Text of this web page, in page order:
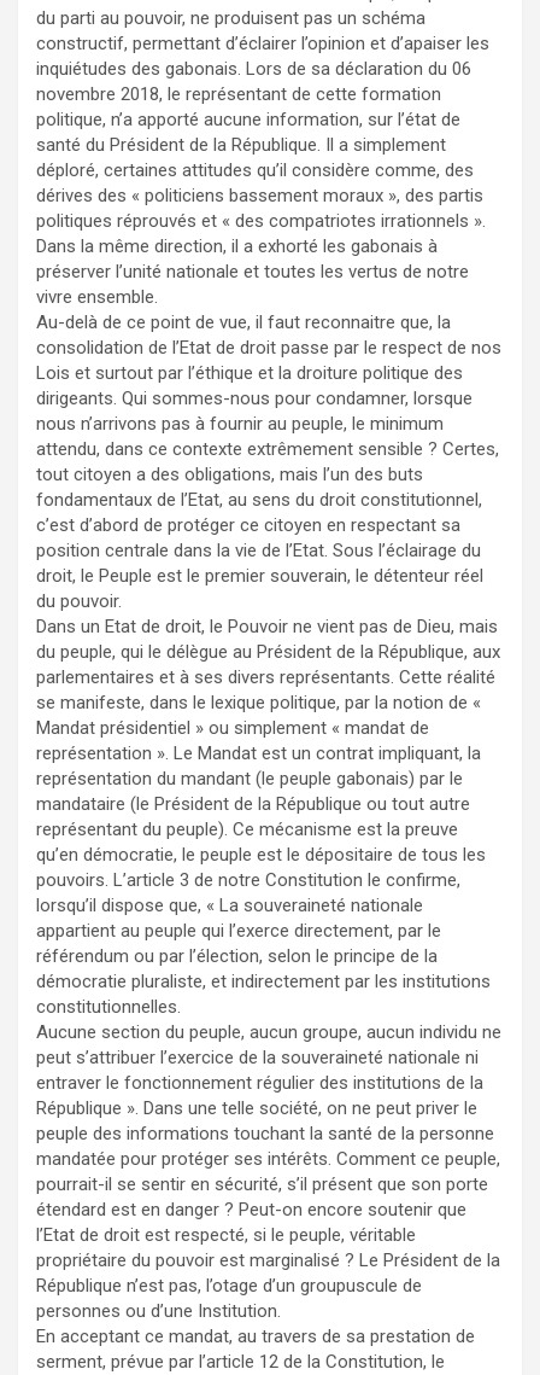
du parti au pouvoir, ne produisent pas un schéma
constructif, permettant d’éclairer l’opinion et d’apaiser les
inquiétudes des gabonais. Lors de sa déclaration du 06
novembre 2018, le représentant de cette formation
politique, n’a apporté aucune information, sur l’état de
santé du Président de la République. Il a simplement
déploré, certaines attitudes qu’il considère comme, des
dérives des « politiciens bassement moraux », des partis
politiques réprouvés et « des compatriotes irrationnels ».
Dans la même direction, il a exhorté les gabonais à
préserver l’unité nationale et toutes les vertus de notre
vivre ensemble.
Au-delà de ce point de vue, il faut reconnaitre que, la
consolidation de l’Etat de droit passe par le respect de nos
Lois et surtout par l’éthique et la droiture politique des
dirigeants. Qui sommes-nous pour condamner, lorsque
nous n’arrivons pas à fournir au peuple, le minimum
attendu, dans ce contexte extrêmement sensible ? Certes,
tout citoyen a des obligations, mais l’un des buts
fondamentaux de l’Etat, au sens du droit constitutionnel,
c’est d’abord de protéger ce citoyen en respectant sa
position centrale dans la vie de l’Etat. Sous l’éclairage du
droit, le Peuple est le premier souverain, le détenteur réel
du pouvoir.
Dans un Etat de droit, le Pouvoir ne vient pas de Dieu, mais
du peuple, qui le délègue au Président de la République, aux
parlementaires et à ses divers représentants. Cette réalité
se manifeste, dans le lexique politique, par la notion de «
Mandat présidentiel » ou simplement « mandat de
représentation ». Le Mandat est un contrat impliquant, la
représentation du mandant (le peuple gabonais) par le
mandataire (le Président de la République ou tout autre
représentant du peuple). Ce mécanisme est la preuve
qu’en démocratie, le peuple est le dépositaire de tous les
pouvoirs. L’article 3 de notre Constitution le confirme,
lorsqu’il dispose que, « La souveraineté nationale
appartient au peuple qui l’exerce directement, par le
référendum ou par l’élection, selon le principe de la
démocratie pluraliste, et indirectement par les institutions
constitutionnelles.
Aucune section du peuple, aucun groupe, aucun individu ne
peut s’attribuer l’exercice de la souveraineté nationale ni
entraver le fonctionnement régulier des institutions de la
République ». Dans une telle société, on ne peut priver le
peuple des informations touchant la santé de la personne
mandatée pour protéger ses intérêts. Comment ce peuple,
pourrait-il se sentir en sécurité, s’il présent que son porte
étendard est en danger ? Peut-on encore soutenir que
l’Etat de droit est respecté, si le peuple, véritable
propriétaire du pouvoir est marginalisé ? Le Président de la
République n’est pas, l’otage d’un groupuscule de
personnes ou d’une Institution.
En acceptant ce mandat, au travers de sa prestation de
serment, prévue par l’article 12 de la Constitution, le